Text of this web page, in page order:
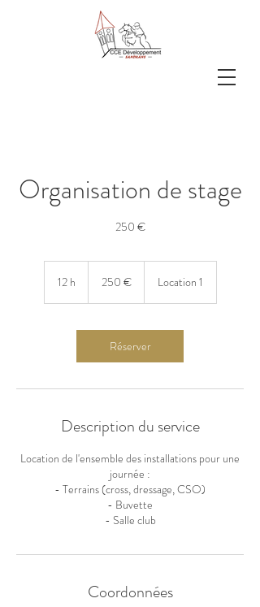
Organisation de stage
250 €
12 h 250 € Location 1
Réserver
Description du service
Location de l'ensemble des installations pour une
journée :
- Terrains (cross, dressage, CSO)
- Buvette
- Salle club
Coordonnées